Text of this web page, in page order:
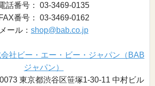
話番号： 03-3469-0135
FAX番号： 03-3469-0162
メール： shop@bab.co.jp
社ビー・エー・ビー・ジャパン（BAB
ジャパン）
東京都渋谷区笹塚1-30-11 中村ビル